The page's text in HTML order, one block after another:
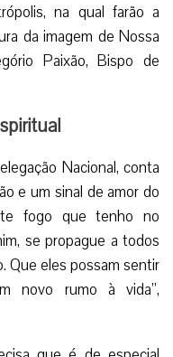
na qual farão a
da imagem de Nossa
Paixão, Bispo de
Nacional, conta
e um sinal de amor do
fogo que tenho no
se propague a todos
Que eles possam sentir
novo rumo à vida”,